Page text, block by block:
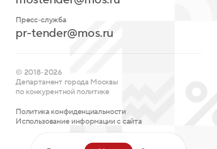
Пресс-служба
pr-tender@mos.ru
© 2018-2026
Департамент города Москвы
по конкурентной политике
Политика конфиденциальности
Использование информации с сайта